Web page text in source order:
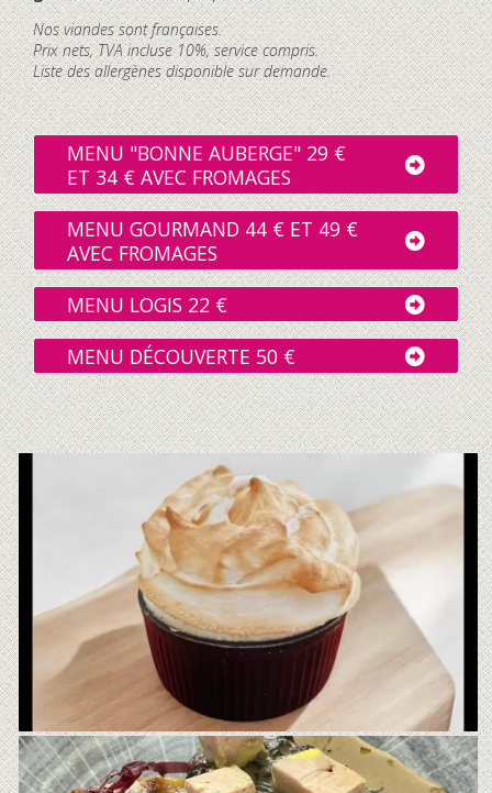
Nos viandes sont françaises.
Prix nets, TVA incluse 10%, service compris.
Liste des allergènes disponible sur demande.
MENU "BONNE AUBERGE" 29 €
ET 34 € AVEC FROMAGES
MENU GOURMAND 44 € ET 49 €
AVEC FROMAGES
MENU LOGIS 22 €
MENU DÉCOUVERTE 50 €